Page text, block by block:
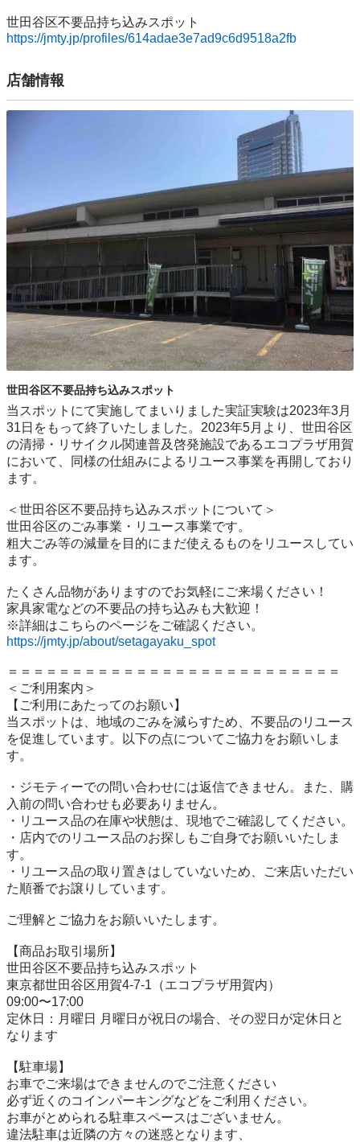
https://jmty.jp/profiles/614adae3e7ad9c6d9518a2fb
店舗情報
世田谷区不要品持ち込みスポット
当スポットにて実施してまいりました実証実験は2023年3月
31日をもって終了いたしました。2023年5月より、世田谷区
の清掃・リサイクル関連普及啓発施設であるエコプラザ用賀
において、同様の仕組みによるリユース事業を再開しており
ます。
＜世田谷区不要品持ち込みスポットについて＞
世⽥⾕区のごみ事業・リユース事業です。
粗⼤ごみ等の減量を⽬的にまだ使えるものをリユースしてい
ます。
たくさん品物がありますのでお気軽にご来場ください！
家具家電などの不要品の持ち込みも大歓迎！
https://jmty.jp/about/setagayaku_spot
＝＝＝＝＝＝＝＝＝＝＝＝＝＝＝＝＝＝＝＝＝＝＝＝＝＝
＜ご利用案内＞
【ご利用にあたってのお願い】
当スポットは、地域のごみを減らすため、不要品のリユース
を促進しています。以下の点についてご協力をお願いしま
す。
・ジモティーでの問い合わせには返信できません。また、購
入前の問い合わせも必要ありません。
・リユース品の在庫や状態は、現地でご確認してください。
・店内でのリユース品のお探しもご自身でお願いいたしま
す。
・リユース品の取り置きはしていないため、ご来店いただい
た順番でお譲りしています。
ご理解とご協力をお願いいたします。
【商品お取引場所】
世田谷区不要品持ち込みスポット
東京都世田谷区用賀4-7-1（エコプラザ用賀内）
09:00〜17:00
定休日：月曜日 月曜日が祝日の場合、その翌日が定休日と
なります
【駐⾞場】
お車でご来場はできませんのでご注意ください
必ず近くのコインパーキングなどをご利用ください。
お車がとめられる駐車スペースはございません。
違法駐車は近隣の方々の迷惑となります、